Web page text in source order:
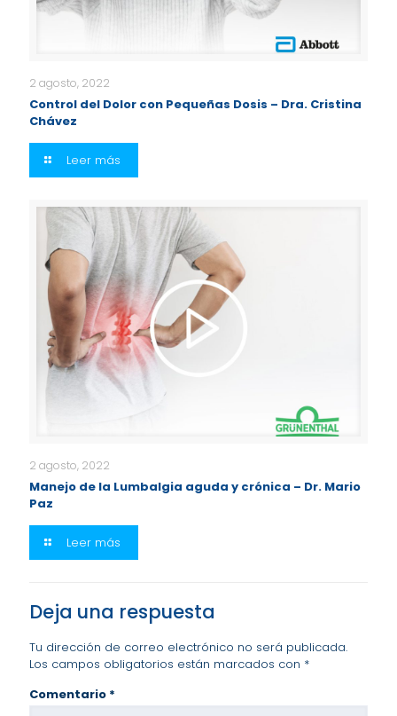
2 agosto, 2022
Control del Dolor con Pequeñas Dosis – Dra. Cristina
Chávez
Leer más
2 agosto, 2022
Manejo de la Lumbalgia aguda y crónica – Dr. Mario
Paz
Leer más
Deja una respuesta
Tu dirección de correo electrónico no será publicada.
Los campos obligatorios están marcados con *
Comentario *